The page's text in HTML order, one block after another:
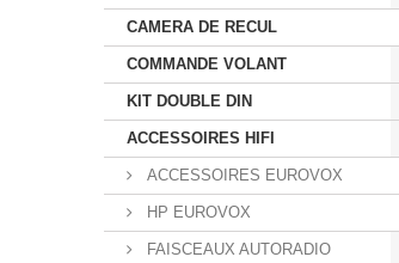
CAMERA DE RECUL
COMMANDE VOLANT
KIT DOUBLE DIN
ACCESSOIRES HIFI
ACCESSOIRES EUROVOX
HP EUROVOX
FAISCEAUX AUTORADIO